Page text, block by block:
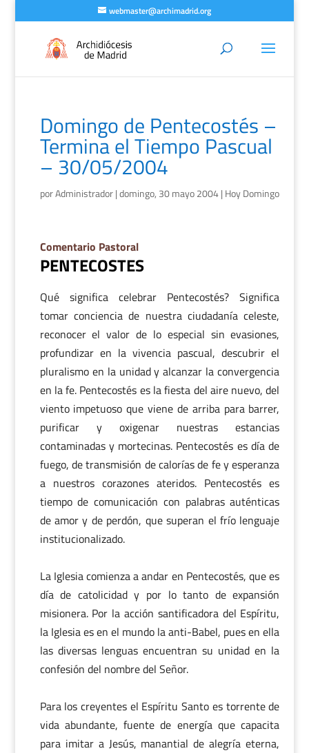
webmaster@archimadrid.org
Domingo de Pentecostés –
Termina el Tiempo Pascual
– 30/05/2004
porAdministrador|domingo, 30 mayo 2004| Hoy Domingo
Comentario Pastoral
PENTECOSTES
Qué significa celebrar Pentecostés? Significa
tomar conciencia de nuestra ciudadanía celeste,
reconocer el valor de lo especial sin evasiones,
profundizar en la vivencia pascual, descubrir el
pluralismo en la unidad y alcanzar la convergencia
en la fe. Pentecostés es la fiesta del aire nuevo, del
viento impetuoso que viene de arriba para barrer,
purificar y oxigenar nuestras estancias
contaminadas y mortecinas. Pentecostés es día de
fuego, de transmisión de calorías de fe y esperanza
a nuestros corazones ateridos. Pentecostés es
tiempo de comunicación con palabras auténticas
de amor y de perdón, que superan el frío lenguaje
institucionalizado.
La Iglesia comienza a andar en Pentecostés, que es
día de catolicidad y por lo tanto de expansión
misionera. Por la acción santificadora del Espíritu,
la Iglesia es en el mundo la anti-Babel, pues en ella
las diversas lenguas encuentran su unidad en la
confesión del nombre del Señor.
Para los creyentes el Espíritu Santo es torrente de
vida abundante, fuente de energía que capacita
para imitar a Jesús, manantial de alegría eterna,